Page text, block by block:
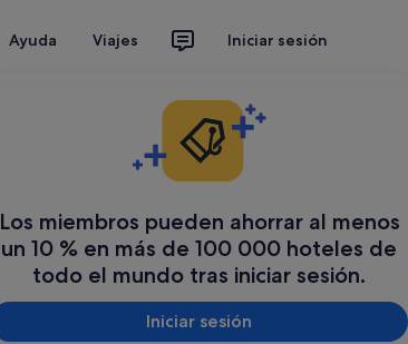
Ayuda Viajes Iniciar sesión
Los miembros pueden ahorrar al menos
un 10 % en más de 100 000 hoteles de
todo el mundo tras iniciar sesión.
Iniciar sesión